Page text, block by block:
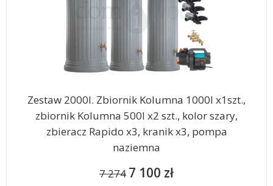
Zestaw 2000l. Zbiornik Kolumna 1000l x1szt.,
zbiornik Kolumna 500l x2 szt., kolor szary,
zbieracz Rapido x3, kranik x3, pompa
naziemna
7 274 7 100 zł